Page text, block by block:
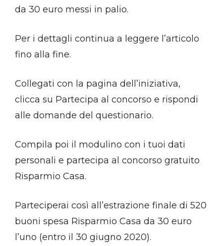
da 30 euro messi in palio.
Per i dettagli continua a leggere l’articolo
fino alla fine.
Collegati con la pagina dell’iniziativa,
clicca su Partecipa al concorso e rispondi
alle domande del questionario.
Compila poi il modulino con i tuoi dati
personali e partecipa al concorso gratuito
Risparmio Casa.
Parteciperai così all’estrazione finale di 520
buoni spesa Risparmio Casa da 30 euro
l’uno (entro il 30 giugno 2020).